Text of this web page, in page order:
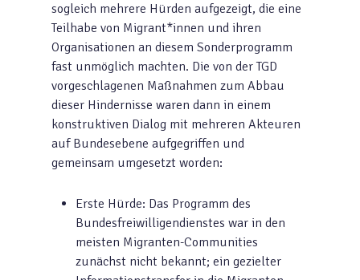
sogleich mehrere Hürden aufgezeigt, die eine
Teilhabe von Migrant*innen und ihren
Organisationen an diesem Sonderprogramm
fast unmöglich machten. Die von der TGD
vorgeschlagenen Maßnahmen zum Abbau
dieser Hindernisse waren dann in einem
konstruktiven Dialog mit mehreren Akteuren
auf Bundesebene aufgegriffen und
gemeinsam umgesetzt worden:
Erste Hürde: Das Programm des
Bundesfreiwilligendienstes war in den
meisten Migranten-Communities
zunächst nicht bekannt; ein gezielter